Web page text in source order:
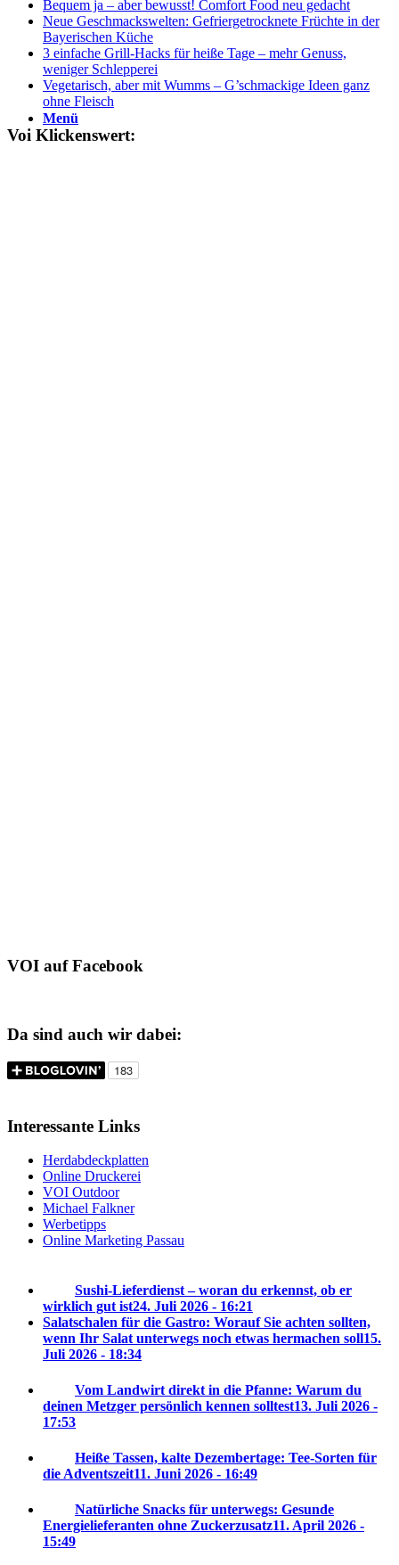
Menü
Bequem ja – aber bewusst! Comfort Food neu gedacht
Neue Geschmackswelten: Gefriergetrocknete Früchte in der
Bayerischen Küche
3 einfache Grill-Hacks für heiße Tage – mehr Genuss,
weniger Schlepperei
Vegetarisch, aber mit Wumms – G’schmackige Ideen ganz
ohne Fleisch
Voi Klickenswert:
VOI auf Facebook
Da sind auch wir dabei:
Interessante Links
Herdabdeckplatten
Online Druckerei
VOI Outdoor
Michael Falkner
Werbetipps
Online Marketing Passau
Sushi-Lieferdienst – woran du erkennst, ob er
wirklich gut ist24. Juli 2026 - 16:21
Salatschalen für die Gastro: Worauf Sie achten sollten,
wenn Ihr Salat unterwegs noch etwas hermachen soll15.
Juli 2026 - 18:34
Vom Landwirt direkt in die Pfanne: Warum du
deinen Metzger persönlich kennen solltest13. Juli 2026 -
17:53
Heiße Tassen, kalte Dezembertage: Tee-Sorten für
die Adventszeit11. Juni 2026 - 16:49
Natürliche Snacks für unterwegs: Gesunde
Energielieferanten ohne Zuckerzusatz11. April 2026 -
15:49